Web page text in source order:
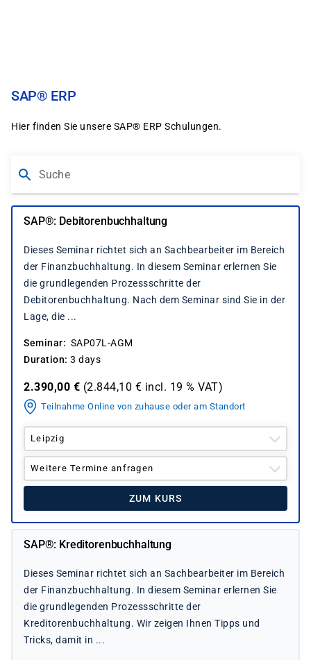
SAP® ERP
Hier finden Sie unsere SAP® ERP Schulungen.
Suche
SAP®: Debitorenbuchhaltung
Dieses Seminar richtet sich an Sachbearbeiter im Bereich
der Finanzbuchhaltung. In diesem Seminar erlernen Sie
die grundlegenden Prozessschritte der
Debitorenbuchhaltung. Nach dem Seminar sind Sie in der
Lage, die ...
Seminar
SAP07L-AGM
Duration 3 days
2.390,00 € (2.844,10 € incl. 19 % VAT)
Teilnahme Online von zuhause oder am Standort
Leipzig
Weitere Termine anfragen
ZUM KURS
SAP®: Kreditorenbuchhaltung
Dieses Seminar richtet sich an Sachbearbeiter im Bereich
der Finanzbuchhaltung. In diesem Seminar erlernen Sie
die grundlegenden Prozessschritte der
Kreditorenbuchhaltung. Wir zeigen Ihnen Tipps und
Tricks, damit in ...